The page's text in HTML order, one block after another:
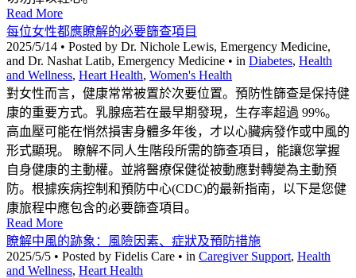
Read More
每位女性都應瞭解的必要篩查項目
2025/5/14 • Posted by Dr. Nichole Lewis, Emergency Medicine,
and Dr. Nashat Latib, Emergency Medicine • in Diabetes, Health
and Wellness, Heart Health, Women's Health
對女性而言，健康常常被置於次要位置。預防性篩查是保持健
康的重要方式。乳腺癌若在最早期發現，生存率超過 99%。
高血壓可能在悄然損害身體多年後，才以心臟病發作或中風的
形式顯現。 瞭解不同人生階段所需的篩查項目，能讓您掌握
自身健康的主動權。並將醫療保健從被動應對轉變為主動預
防。根據疾病控制和預防中心(CDC)的最新指南，以下是您健
康旅程中應包含的必要篩查項目。
Read More
瞭解中風的跡象：風險因素、症狀及預防措施
2025/5/5 • Posted by Fidelis Care • in Caregiver Support, Health
and Wellness, Heart Health